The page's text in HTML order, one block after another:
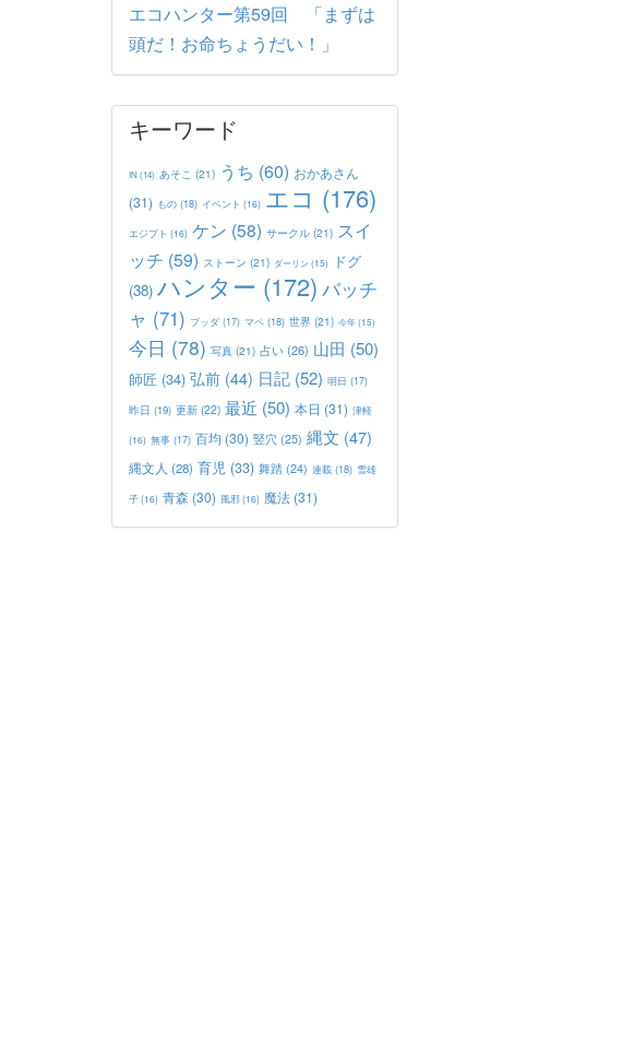
エコハンター第59回 「まずは
頭だ！お命ちょうだい！」
キーワード
IN(14) あそこ (21) うち (60) おかあさん
(31) もの (18) イベント (16) エコ (176)
エジプト (16) ケン (58) サークル (21) スイ
ッチ (59) ストーン (21) ダーリン(15)
ドグ
(38) ハンター (172) バッチ
ャ (71) ブッダ (17) マペ (18) 世界 (21) 今年(15)
今日 (78) 写真 (21) 占い(26) 山田 (50)
師匠 (34) 弘前 (44) 日記 (52) 明日 (17)
昨日 (19) 更新 (22) 最近 (50) 本日 (31) 津軽
(16) 無事 (17) 百均 (30) 竪穴 (25) 縄文 (47)
縄文人 (28) 育児 (33) 舞踏 (24) 連載 (18) 雪雄
子(16) 青森 (30) 風邪(16) 魔法 (31)